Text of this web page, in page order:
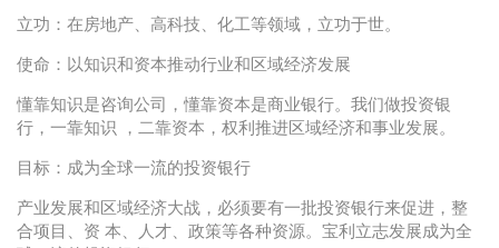
立功：在房地产、高科技、化工等领域，立功于世。
使命：以知识和资本推动行业和区域经济发展
懂靠知识是咨询公司，懂靠资本是商业银行。我们做投资银
行，一靠知识 ，二靠资本，权利推进区域经济和事业发展。
目标：成为全球一流的投资银行
产业发展和区域经济大战，必须要有一批投资银行来促进，整
合项目、资 本、人才、政策等各种资源。宝利立志发展成为全